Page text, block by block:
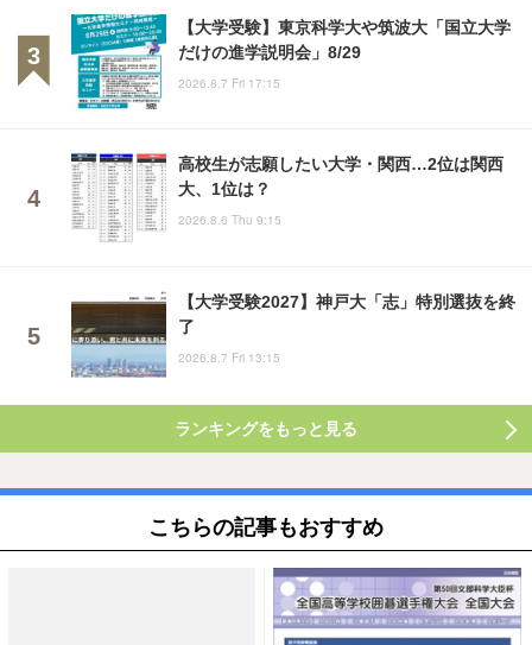
【大学受験】東京科学大や筑波大「国立大学
だけの進学説明会」8/29
2026.8.7 Fri 17:15
高校生が志願したい大学・関西…2位は関西
大、1位は？
2026.8.6 Thu 9:15
【大学受験2027】神戸大「志」特別選抜を終
了
2026.8.7 Fri 13:15
ランキングをもっと見る
こちらの記事もおすすめ